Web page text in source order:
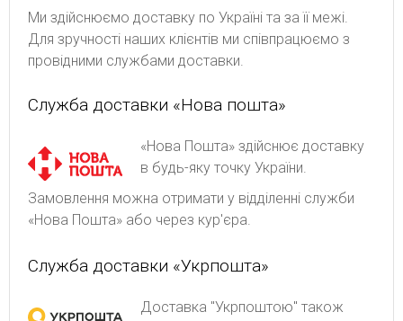
Ми здійснюємо доставку по Україні та за її межі.
Для зручності наших клієнтів ми співпрацюємо з
провідними службами доставки.
Служба доставки «Нова пошта»
«Нова Пошта» здійснює доставку
в будь-яку точку України.
Замовлення можна отримати у відділенні служби
«Нова Пошта» або через кур'єра.
Служба доставки «Укрпошта»
Доставка "Укрпоштою" також